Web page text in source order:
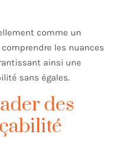
comme un
les nuances
ainsi une
sans égales.
des